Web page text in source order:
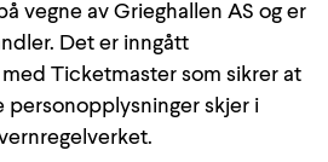
vegne av Grieghallen AS og er
Det er inngått
Ticketmaster som sikrer at
personopplysninger skjer i